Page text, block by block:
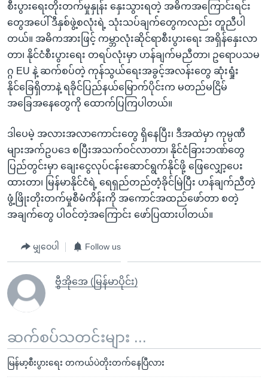
စီးပွားရေးတိုးတက်မှုနှုန်း နှေးသွားရတဲ့ အဓိကအကြောင်းရင်း
တွေအပေါ် ဒီနှစ်ဖွဲ့စလုံးရဲ့ သုံးသပ်ချက်တွေကလည်း တူညီပါ
တယ်။ အဓိကအားဖြင့် ကမ္ဘာလုံးဆိုင်ရာစီးပွားရေး အရှိန်နှေးလာ
တာ၊ နိုင်ငံစီးပွားရေး တရပ်လုံးမှာ ဟန်ချက်မညီတာ၊ ဥရောပသမ
ဂ္ဂ EU နဲ့ ဆက်စပ်တဲ့ ကုန်သွယ်ရေးအခွင့်အလန်းတွေ ဆုံးရှုံး
နိုင်ခြေရှိတာနဲ့ ရခိုင်ပြည်နယ်မြောက်ပိုင်းက မတည်မငြိမ်
အခြေအနေတွေကို ထောက်ပြကြပါတယ်။
ဒါပေမဲ့ အလားအလာကောင်းတွေ ရှိနေပြီး၊ ဒီအထဲမှာ ကုမ္ပဏီ
များအက်ဥပဒေ စပြီးအသက်ဝင်လာတာ၊ နိုင်ငံခြားဘဏ်တွေ
ပြည်တွင်းမှာ ချေးငွေလုပ်ငန်းဆောင်ရွက်နိုင်ဖို့ ဖြေလျှော့ပေး
ထားတာ၊ မြန်မာနိုင်ငံရဲ့ ရေရှည်တည်တံ့ခိုင်မြဲပြီး ဟန်ချက်ညီတဲ့
ဖွံ့ဖြိုးတိုးတက်မှုစီမံကိန်းကို အကောင်အထည်ဖော်တာ စတဲ့
အချက်တွေ ပါဝင်တဲ့အကြောင်း ဖော်ပြထားပါတယ်။
မျှဝေပါ Follow us
ဗွီအိုအေ (မြန်မာပိုင်း)
ဆက်စပ်သတင်းများ ...
မြန်မာ့စီးပွားရေး တကယ်ပဲတိုးတက်နေပြီလား